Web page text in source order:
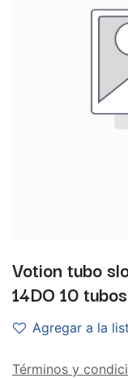
Votion tubo
14DO 10 tubos
Agregar a la
Términos y